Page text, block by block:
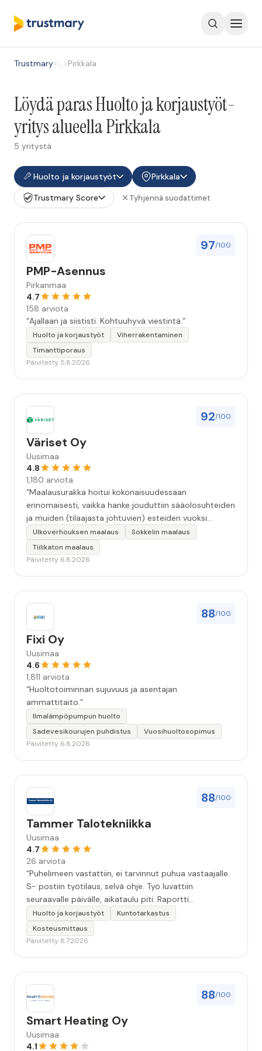
Trustmary>…>Pirkkala
Löydä paras Huolto ja korjaustyöt-
yritys alueella Pirkkala
5 yritystä
Huolto ja korjaustyöt
Pirkkala
Trustmary Score
Tyhjennä suodattimet
97/100
PMP-Asennus
Pirkanmaa
4.7
158 arviota
“Ajallaan ja siististi. Kohtuuhyvä viestintä.”
Huolto ja korjaustyöt
Viherrakentaminen
Timanttiporaus
Päivitetty 5.8.2026
92/100
Väriset Oy
Uusimaa
4.8
1,180 arviota
“Maalausurakka hoitui kokonaisuudessaan
erinomaisesti, vaikka hanke jouduttiin sääolosuhteiden
ja muiden (tilaajasta johtuvien) esteiden vuoksi
keskeyttämään n. 3 viikoksi. Maalaistulos on oikein
hyvä, yhteydenpito erinomaista, jälkityöt tehtiin
huolellisesti. Suosittelen. Erityiskiitos itse maalareille:
Ulkoverhouksen maalaus
Sokkelin maalaus
Tiilikaton maalaus
Päivitetty 6.8.2026
88/100
Fixi Oy
Uusimaa
4.6
1,811 arviota
“Huoltotoiminnan sujuvuus ja asentajan
ammattitaito.”
Ilmalämpöpumpun huolto
Sadevesikourujen puhdistus
Vuosihuoltosopimus
Päivitetty 6.8.2026
88/100
Tammer Talotekniikka
Uusimaa
4.7
26 arviota
“Puhelimeen vastattiin, ei tarvinnut puhua vastaajalle.
S- postiin työtilaus, selvä ohje. Työ luvattiin
seuraavalle päivälle, aikataulu piti. Raportti
kartoituksesta tuli vielä samana päivänä..Kattava
selvitys. Työn kuvaus havannoillistettiin selvästi.
Huolto ja korjaustyöt
Kuntotarkastus
Kosteusmittaus
Päivitetty 8.7.2026
88/100
Smart Heating Oy
Uusimaa
4.1